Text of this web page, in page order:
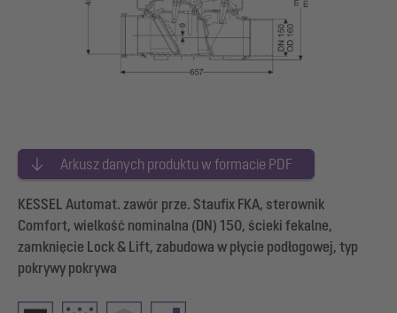
Arkusz danych produktu w formacie PDF
KESSEL Automat. zawór prze. Staufix FKA, sterownik
Comfort, wielkość nominalna (DN) 150, ścieki fekalne,
zamknięcie Lock & Lift, zabudowa w płycie podłogowej, typ
pokrywy pokrywa